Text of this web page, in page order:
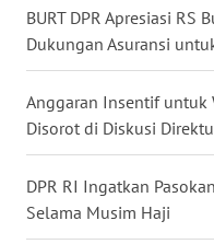
BURT DPR Apresiasi RS
Dukungan Asuransi
Anggaran Insentif untuk
Disorot di Diskusi
DPR RI Ingatkan
Selama Musim Haji
WN
NUSANTARA
WN
JOGJA
WN
JATIM